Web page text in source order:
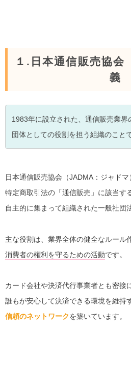
１.日本通信販売協
義
1983年に設立された、通信販売業界
団体としての役割を担う組織のことで
日本通信販売協会（JADMA：ジャドマ
特定商取引法の「通信販売」に該当す
自主的に集まって組織された一般社団
主な役割は、業界全体の健全なルール
消費者の権利を守るための活動です。
カード会社や決済代行事業者とも密接
誰もが安心して決済できる環境を維持
信頼のネットワークを築いています。